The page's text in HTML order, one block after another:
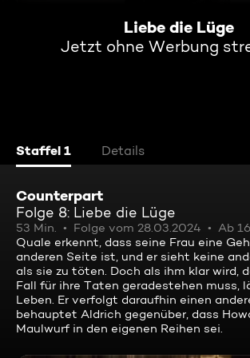
Liebe die Lüge
Jetzt ohne Werbung
Staffel 1 Details
Counterpart
Folge 8: Liebe die Lüge
53 Min. Folge vom 28.03.2024
Ab 16
Quale erkennt, dass seine Frau eine
anderen Seite ist, und er sieht keine
als sie zu töten. Doch als ihm klar wird,
Fall für ihre Taten geradestehen muss,
Leben. Er verfolgt daraufhin einen
behauptet Aldrich gegenüber, dass
Maulwurf in den eigenen Reihen sei.